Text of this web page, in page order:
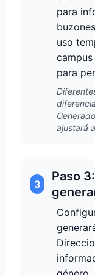
para
uso
para
ajustará
3
Paso